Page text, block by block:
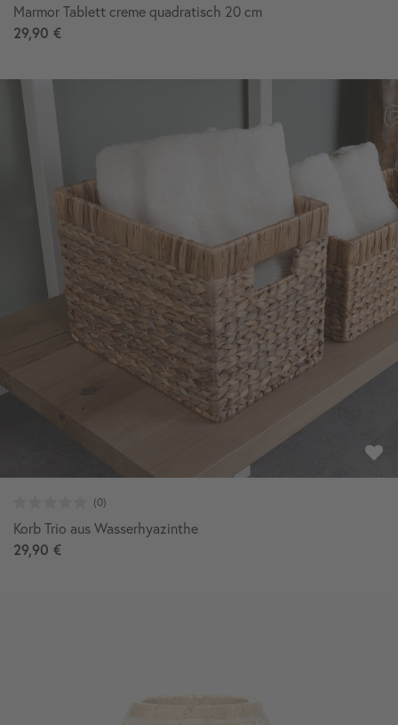
Marmor Tablett creme quadratisch 20 cm
29,90 €
Korb Trio aus Wasserhyazinthe
29,90 €